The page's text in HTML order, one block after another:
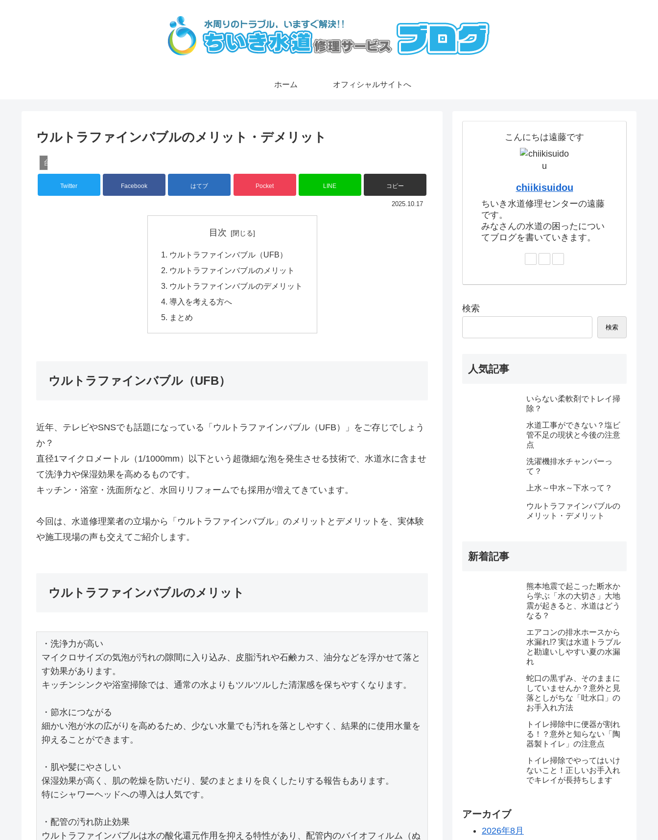
ホーム オフィシャルサイトへ
ウルトラファインバブルのメリット・デメリット
台所
Twitter Facebook はてブ Pocket LINE コピー
2025.10.17
目次
ウルトラファインバブル（UFB）
ウルトラファインバブルのメリット
ウルトラファインバブルのデメリット
導入を考える方へ
まとめ
ウルトラファインバブル（UFB）
近年、テレビやSNSでも話題になっている「ウルトラファインバブル（UFB）」をご存じでしょう
か？
直径1マイクロメートル（1/1000mm）以下という超微細な泡を発生させる技術で、水道水に含ませ
て洗浄力や保湿効果を高めるものです。
キッチン・浴室・洗面所など、水回りリフォームでも採用が増えてきています。
今回は、水道修理業者の立場から「ウルトラファインバブル」のメリットとデメリットを、実体験
や施工現場の声も交えてご紹介します。
ウルトラファインバブルのメリット
・洗浄力が高い
マイクロサイズの気泡が汚れの隙間に入り込み、皮脂汚れや石鹸カス、油分などを浮かせて落と
す効果があります。
キッチンシンクや浴室掃除では、通常の水よりもツルツルした清潔感を保ちやすくなります。
・節水につながる
細かい泡が水の広がりを高めるため、少ない水量でも汚れを落としやすく、結果的に使用水量を
抑えることができます。
・肌や髪にやさしい
保湿効果が高く、肌の乾燥を防いだり、髪のまとまりを良くしたりする報告もあります。
特にシャワーヘッドへの導入は人気です。
・配管の汚れ防止効果
ウルトラファインバブルは水の酸化還元作用を抑える特性があり、配管内のバイオフィルム（ぬ
こんにちは遠藤です
chiikisuidou
ちいき水道修理センターの遠藤
です。
みなさんの水道の困ったについ
てブログを書いていきます。
検索
検索
人気記事
いらない柔軟剤でトレイ掃
除？
水道工事ができない？塩ビ
管不足の現状と今後の注意
点
洗濯機排水チャンバーっ
て？
上水～中水～下水って？
ウルトラファインバブルの
メリット・デメリット
新着記事
熊本地震で起こった断水か
ら学ぶ「水の大切さ」大地
震が起きると、水道はどう
なる？
エアコンの排水ホースから
水漏れ!? 実は水道トラブル
と勘違いしやすい夏の水漏
れ
蛇口の黒ずみ、そのままに
していませんか？意外と見
落としがちな「吐水口」の
お手入れ方法
トイレ掃除中に便器が割れ
る！？意外と知らない「陶
器製トイレ」の注意点
トイレ掃除でやってはいけ
ないこと！正しいお手入れ
でキレイが長持ちします
アーカイブ
2026年8月